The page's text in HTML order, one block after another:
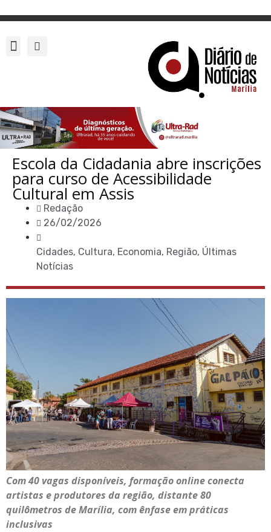
Escola da Cidadania abre inscrições
para curso de Acessibilidade
Cultural em Assis
Redação
26/02/2026
Cidades, Cultura, Economia, Região, Últimas
Notícias
Com 40 vagas disponíveis, formação online conecta
artistas e produtores da região, distante 80
quilômetros de Marília, com ênfase em práticas
inclusivas